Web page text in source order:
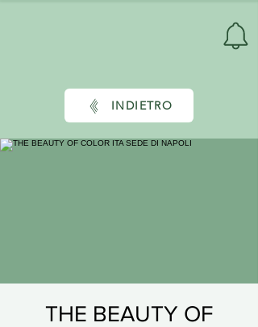
INDIETRO
THE BEAUTY OF